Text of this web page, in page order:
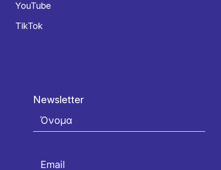
YouTube
TikTok
Newsletter